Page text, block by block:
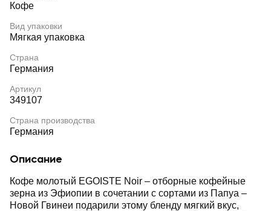
Кофе
Вид упаковки
Мягкая упаковка
Страна
Германия
Артикул
349107
Страна производства
Германия
Описание
Кофе молотый EGOISTE Noir ‒ отборные кофейные
зерна из Эфиопии в сочетании с сортами из Папуа ‒
Новой Гвинеи подарили этому бленду мягкий вкус,